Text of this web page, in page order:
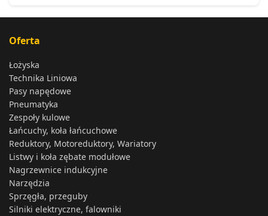
Oferta
Łożyska
Technika Liniowa
Pasy napędowe
Pneumatyka
Zespoły kulowe
Łańcuchy, koła łańcuchowe
Reduktory, Motoreduktory, Wariatory
Listwy i koła zębate modułowe
Nagrzewnice indukcyjne
Narzędzia
Sprzęgła, przeguby
Silniki elektryczne, falowniki